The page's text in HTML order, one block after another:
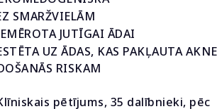
SMARŽVIELĀM
JUTĪGAI ĀDAI
UZ ĀDAS, KAS PAKĻAUTA
RISKAM
pētījums, 35 dalībnieki, pēc